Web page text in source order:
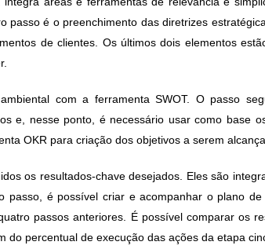
passo é o preenchimento das diretrizes
de clientes. Os últimos dois elementos
com a ferramenta SWOT. O passo
e, nesse ponto, é necessário usar como base
OKR para criação dos objetivos a serem
os resultados-chave desejados. Eles são
passo, é possível criar e acompanhar o plano
passos anteriores. É possível comparar os
do percentual de execução das ações da etapa